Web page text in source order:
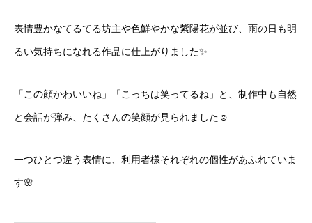
表情豊かなてるてる坊主や色鮮やかな紫陽花が並び、雨の日も明
るい気持ちになれる作品に仕上がりました✨
「この顔かわいいね」「こっちは笑ってるね」と、制作中も自然
と会話が弾み、たくさんの笑顔が見られました☺️
一つひとつ違う表情に、利用者様それぞれの個性があふれていま
す🌸